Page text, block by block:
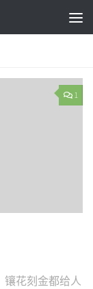
1
镶花刻金都给人